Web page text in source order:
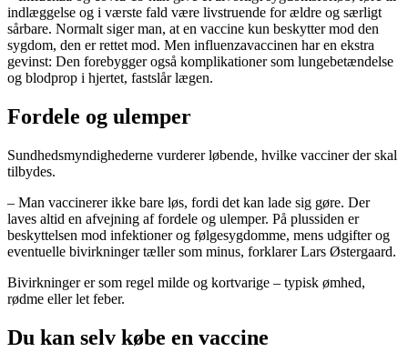
indlæggelse og i værste fald være livstruende for ældre og særligt
sårbare. Normalt siger man, at en vaccine kun beskytter mod den
sygdom, den er rettet mod. Men influenzavaccinen har en ekstra
gevinst: Den forebygger også komplikationer som lungebetændelse
og blodprop i hjertet, fastslår lægen.
Fordele og ulemper
Sundhedsmyndighederne vurderer løbende, hvilke vacciner der skal
tilbydes.
– Man vaccinerer ikke bare løs, fordi det kan lade sig gøre. Der
laves altid en afvejning af fordele og ulemper. På plussiden er
beskyttelsen mod infektioner og følgesygdomme, mens udgifter og
eventuelle bivirkninger tæller som minus, forklarer Lars Østergaard.
Bivirkninger er som regel milde og kortvarige – typisk ømhed,
rødme eller let feber.
Du kan selv købe en vaccine